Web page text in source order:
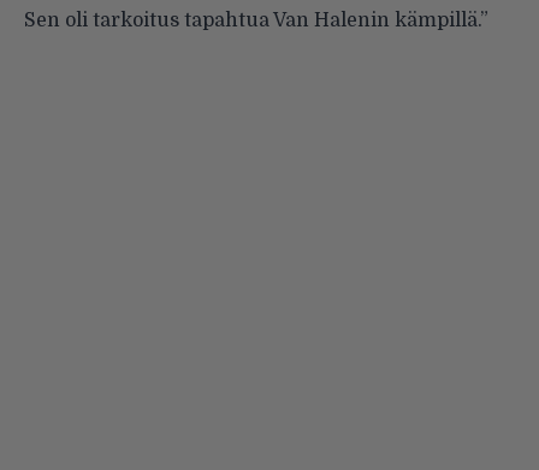
Sen oli tarkoitus tapahtua Van Halenin kämpillä.”